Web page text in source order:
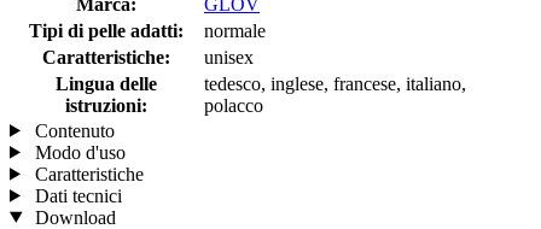
Tipi di pelle adatti:
normale
Caratteristiche:
unisex
Lingua delle
istruzioni:
tedesco, inglese, francese, italiano,
polacco
Contenuto
Modo d'uso
Caratteristiche
Dati tecnici
Download